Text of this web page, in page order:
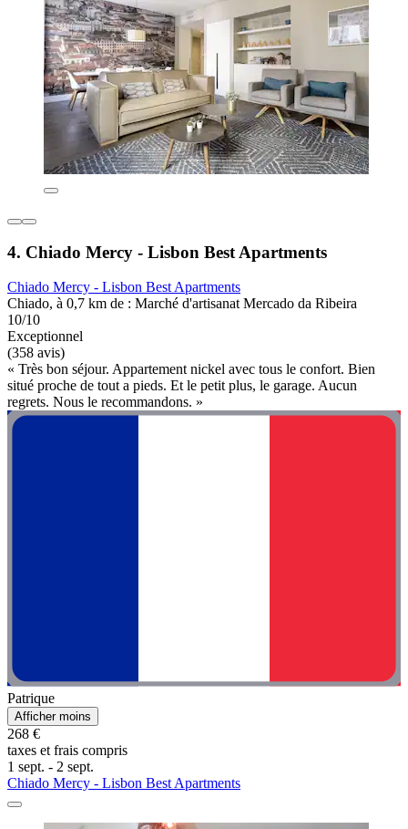
4. Chiado Mercy - Lisbon Best Apartments
Chiado Mercy - Lisbon Best Apartments
Chiado, à 0,7 km de : Marché d'artisanat Mercado da Ribeira
10/10
Exceptionnel
(358 avis)
« Très bon séjour. Appartement nickel avec tous le confort. Bien
situé proche de tout a pieds. Et le petit plus, le garage. Aucun
regrets. Nous le recommandons. »
Patrique
Afficher moins
268 €
taxes et frais compris
1 sept. - 2 sept.
Chiado Mercy - Lisbon Best Apartments